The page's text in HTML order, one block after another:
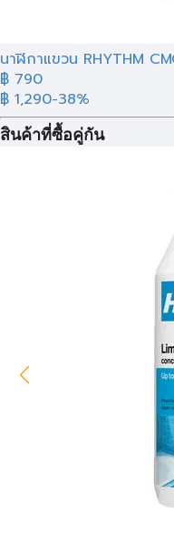
นาฬิกาแขวน RHYTHM
฿ 790
฿ 1,290-38%
สินค้าที่ซื้อคู่กัน